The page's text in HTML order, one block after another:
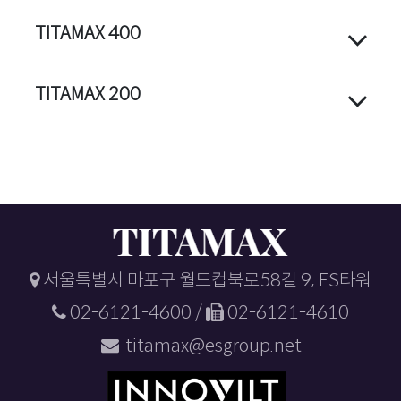
TITAMAX 400
TITAMAX 200
서울특별시 마포구 월드컵북로58길 9, ES타워
02-6121-4600 /
02-6121-4610
titamax@esgroup.net